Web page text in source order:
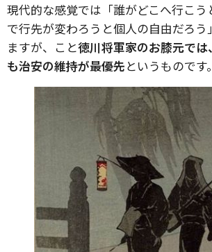
現代的な感覚では「誰がどこへ行こ
で行先が変わろうと個人の自由だろう
ますが、こと徳川将軍家のお膝元では
も治安の維持が最優先というものです。